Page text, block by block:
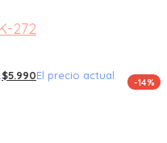
$5.990El precio actual
-14%